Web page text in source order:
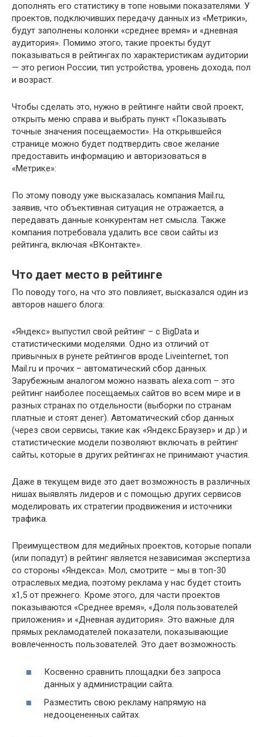
дополнять его статистику в топе новыми показателями. У
проектов, подключивших передачу данных из «Метрики»,
будут заполнены колонки «среднее время» и «дневная
аудитория». Помимо этого, такие проекты будут
показываться в рейтингах по характеристикам аудитории
— это регион России, тип устройства, уровень дохода, пол
и возраст.
Чтобы сделать это, нужно в рейтинге найти свой проект,
открыть меню справа и выбрать пункт «Показывать
точные значения посещаемости». На открывшейся
странице можно будет подтвердить свое желание
предоставить информацию и авторизоваться в
«Метрике»:
По этому поводу уже высказалась компания Mail.ru,
заявив, что объективная ситуация не отражается, а
передавать данные конкурентам нет смысла. Также
компания потребовала удалить все свои сайты из
рейтинга, включая «ВКонтакте».
Что дает место в рейтинге
По поводу того, на что это повлияет, высказался один из
авторов нашего блога:
«Яндекс» выпустил свой рейтинг – с BigData и
статистическими моделями. Одно из отличий от
привычных в рунете рейтингов вроде Liveinternet, топ
Mail.ru и прочих – автоматический сбор данных.
Зарубежным аналогом можно назвать alexa.com – это
рейтинг наиболее посещаемых сайтов во всем мире и в
разных странах по отдельности (выборки по странам
платные и стоят денег). Автоматический сбор данных
(через свои сервисы, такие как «Яндекс.Браузер» и др.) и
статистические модели позволяют включать в рейтинг
сайты, которые в других рейтингах не принимают участия.
Даже в текущем виде это дает возможность в различных
нишах выявлять лидеров и с помощью других сервисов
моделировать их стратегии продвижения и источники
трафика.
Преимуществом для медийных проектов, которые попали
(или попадут) в рейтинг является независимая экспертиза
со стороны «Яндекса». Мол, смотрите – мы в топ-30
отраслевых медиа, поэтому реклама у нас будет стоить
х1,5 от прежнего. Кроме этого, для части проектов
показываются «Среднее время», «Доля пользователей
приложения» и «Дневная аудитория». Это важные для
прямых рекламодателей показатели, показывающие
вовлеченность пользователей. Это дает возможность:
Косвенно сравнить площадки без запроса
данных у администрации сайта.
Разместить свою рекламу напрямую на
недооцененных сайтах.